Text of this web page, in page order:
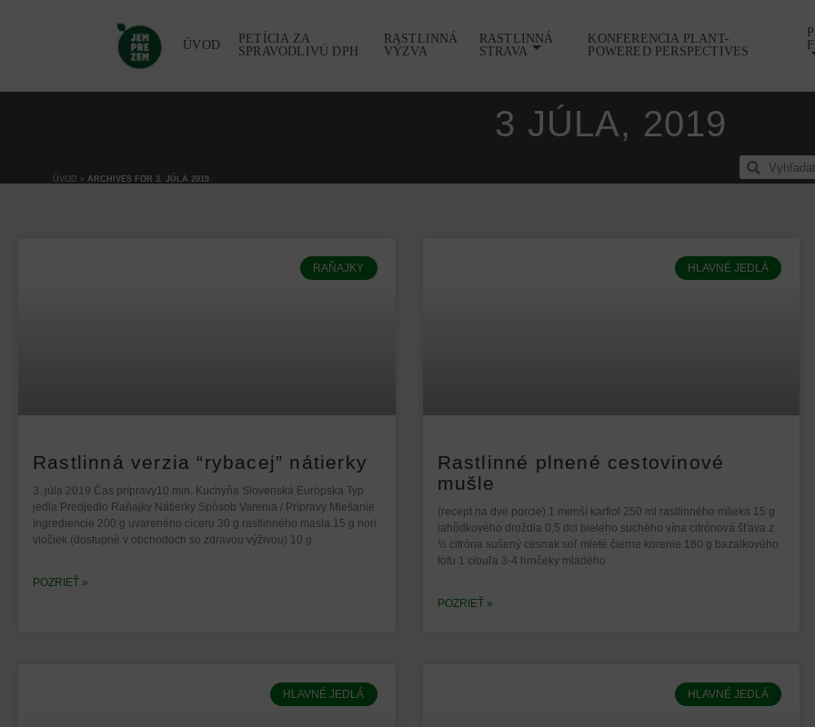
ÚVOD
PETÍCIA ZA
SPRAVODLIVÚ DPH
RASTLINNÁ
VÝZVA
RASTLINNÁ
STRAVA
KONFERENCIA PLANT-
POWERED PERSPECTIVES
3 JÚLA, 2019
ÚVOD » ARCHIVES FOR 3. JÚLA 2019
RAŇAJKY
Rastlinná verzia “rybacej” nátierky
3. júla 2019 Čas prípravy10 min. Kuchyňa Slovenská Európska Typ
jedla Predjedlo Raňajky Nátierky Spôsob Varenia / Prípravy Miešanie
Ingrediencie 200 g uvareného cíceru 30 g rastlinného masla 15 g nori
vločiek (dostupné v obchodoch so zdravou výživou) 10 g
POZRIEŤ »
HLAVNÉ JEDLÁ
Rastlinné plnené cestovinové
mušle
(recept na dve porcie) 1 menší karfiol 250 ml rastlinného mlieka 15 g
lahôdkového droždia 0,5 dcl bieleho suchého vína citrónová šťava z
½ citróna sušený cesnak soľ mleté čierne korenie 180 g bazalkového
tofu 1 cibuľa 3-4 hrnčeky mladého
POZRIEŤ »
HLAVNÉ JEDLÁ HLAVNÉ JEDLÁ